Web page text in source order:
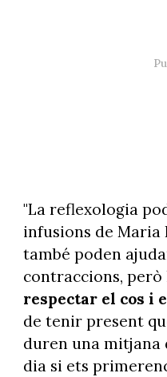
"La reflexologia
infusions de Maria
també poden
contraccions,
respectar el cos i
de tenir present
duren una mitjana
dia si ets